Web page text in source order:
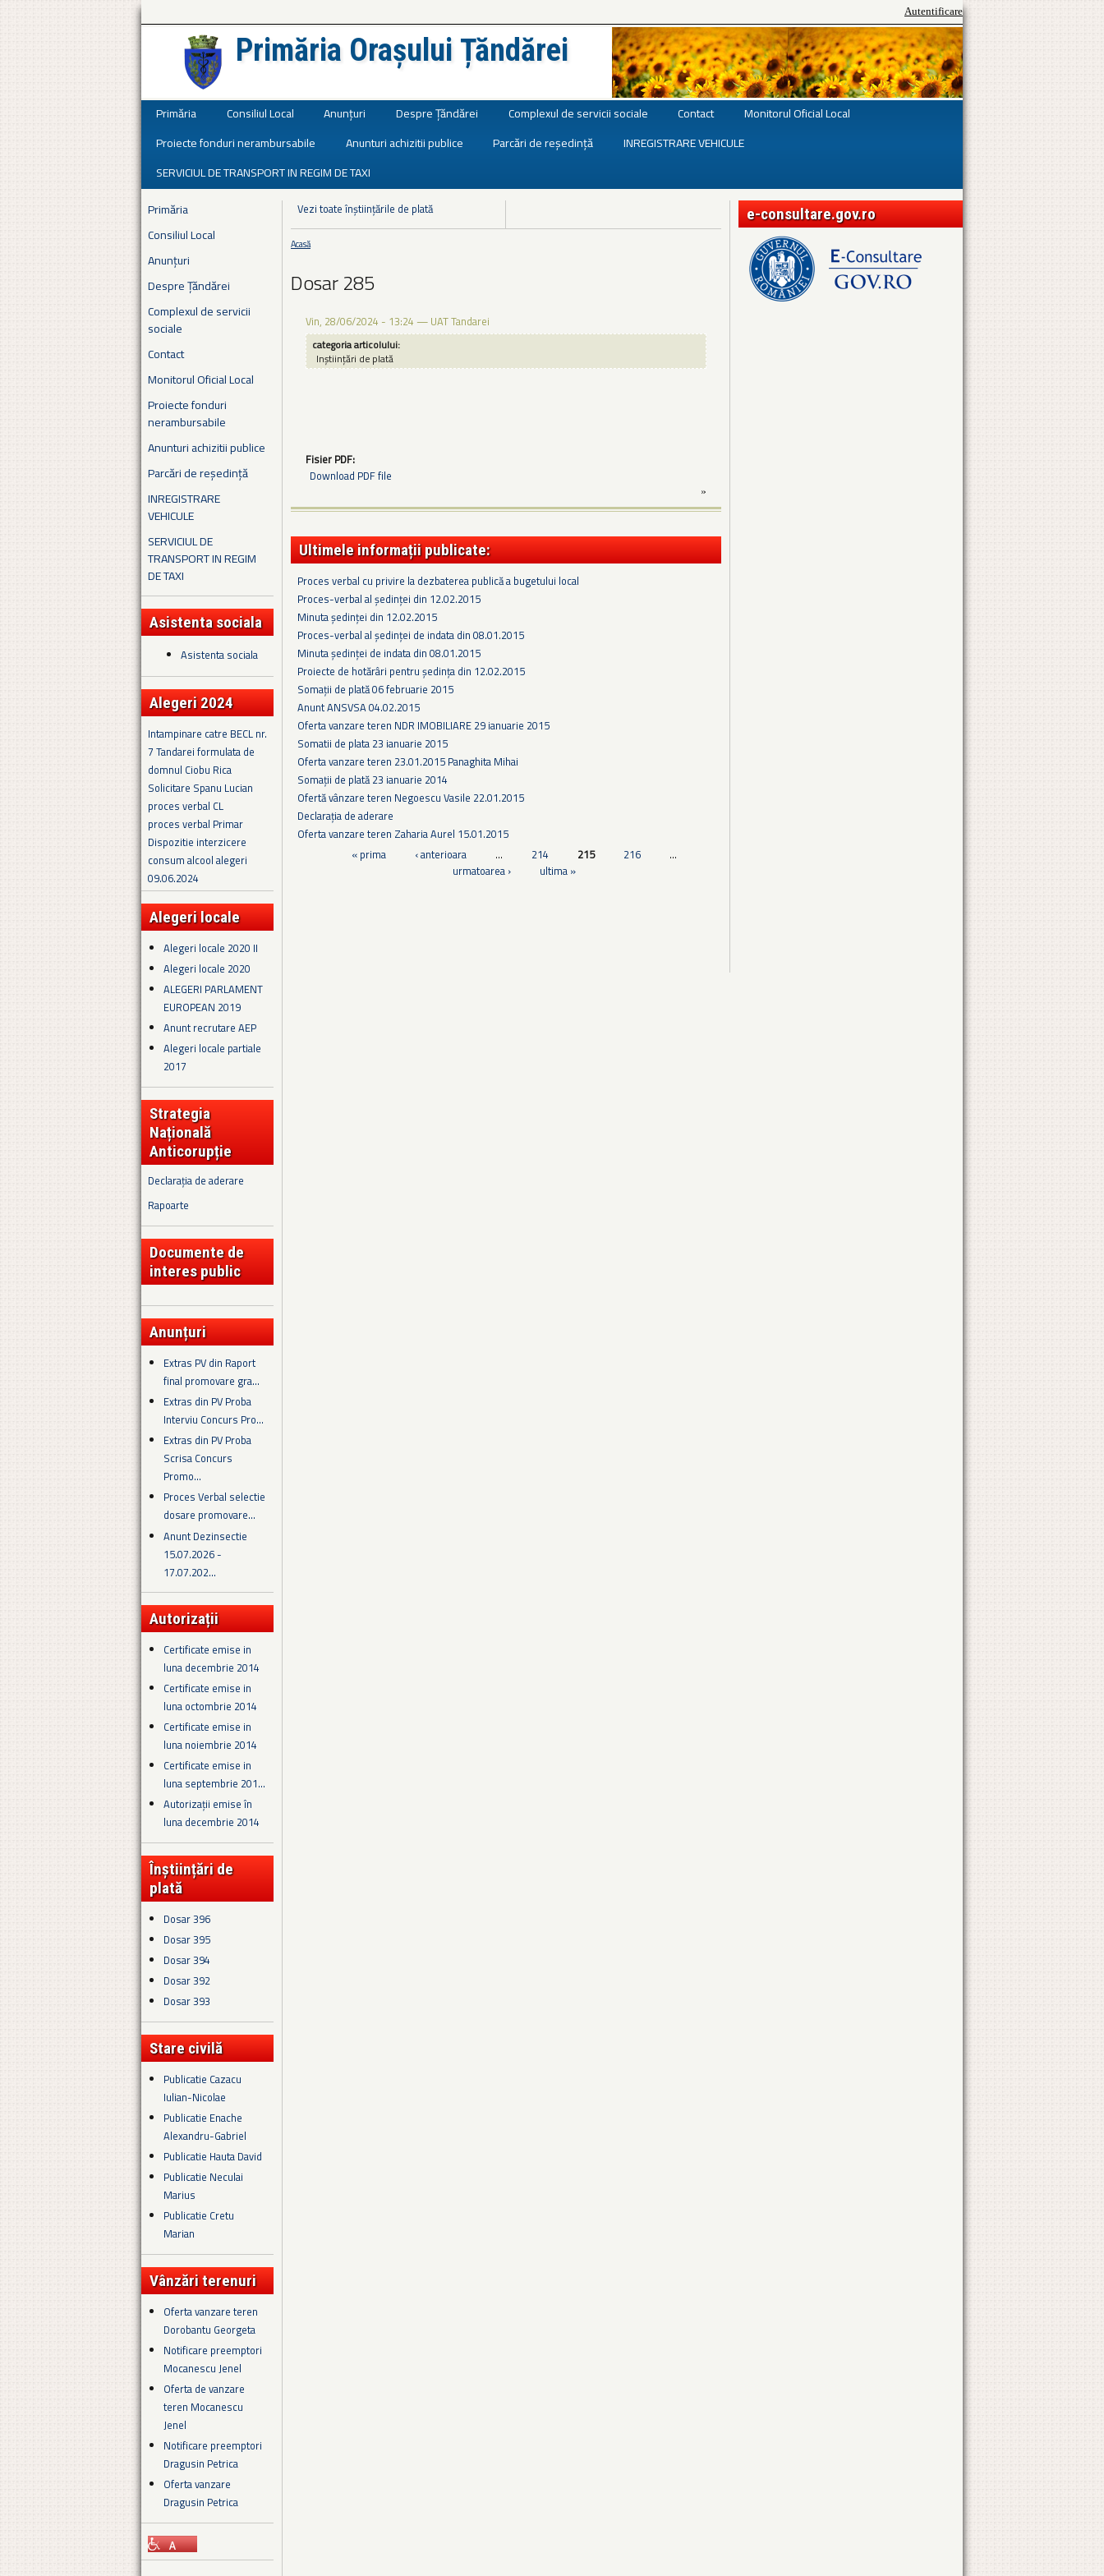
Autentificare
Primăria Orașului Țăndărei
Primăria Consiliul Local Anunțuri Despre Țăndărei Complexul de servicii sociale Contact
Monitorul Oficial Local
Proiecte fonduri nerambursabile
Anunturi achizitii publice Parcări de reședință
INREGISTRARE VEHICULE
SERVICIUL DE TRANSPORT IN REGIM DE TAXI
Primăria
Consiliul Local
Anunțuri
Despre Țăndărei
Complexul de servicii
sociale
Contact
Monitorul Oficial Local
Proiecte fonduri
nerambursabile
Anunturi achizitii publice
Parcări de reședință
INREGISTRARE
VEHICULE
SERVICIUL DE
TRANSPORT IN REGIM
DE TAXI
Asistenta sociala
Asistenta sociala
Alegeri 2024
Intampinare catre BECL nr.
7 Tandarei formulata de
domnul Ciobu Rica
Solicitare Spanu Lucian
proces verbal CL
proces verbal Primar
Dispozitie interzicere
consum alcool alegeri
09.06.2024
Alegeri locale
Alegeri locale 2020 II
Alegeri locale 2020
ALEGERI PARLAMENT
EUROPEAN 2019
Anunt recrutare AEP
Alegeri locale partiale
2017
Strategia
Națională
Anticorupție
Declarația de aderare
Rapoarte
Documente de
interes public
Anunțuri
Extras PV din Raport
final promovare gra...
Extras din PV Proba
Interviu Concurs Pro...
Extras din PV Proba
Scrisa Concurs
Promo...
Proces Verbal selectie
dosare promovare...
Anunt Dezinsectie
15.07.2026 -
17.07.202...
Autorizații
Certificate emise in
luna decembrie 2014
Certificate emise in
luna octombrie 2014
Certificate emise in
luna noiembrie 2014
Certificate emise in
luna septembrie 201...
Autorizații emise în
luna decembrie 2014
Înștiințări de
plată
Dosar 396
Dosar 395
Dosar 394
Dosar 392
Dosar 393
Stare civilă
Publicatie Cazacu
Iulian-Nicolae
Publicatie Enache
Alexandru-Gabriel
Publicatie Hauta David
Publicatie Neculai
Marius
Publicatie Cretu
Marian
Vânzări terenuri
Oferta vanzare teren
Dorobantu Georgeta
Notificare preemptori
Mocanescu Jenel
Oferta de vanzare
teren Mocanescu
Jenel
Notificare preemptori
Dragusin Petrica
Oferta vanzare
Dragusin Petrica
Vezi toate înștiințările de plată
Eşti aici
Acasă
Dosar 285
Vin, 28/06/2024 - 13:24 — UAT Tandarei
categoria articolului:
Inștiințări de plată
Fisier PDF:
Download PDF file
»
Ultimele informații publicate:
Proces verbal cu privire la dezbaterea publică a bugetului local
Proces-verbal al ședinței din 12.02.2015
Minuta ședinței din 12.02.2015
Proces-verbal al ședinței de indata din 08.01.2015
Minuta ședinței de indata din 08.01.2015
Proiecte de hotărâri pentru ședința din 12.02.2015
Somaţii de plată 06 februarie 2015
Anunt ANSVSA 04.02.2015
Oferta vanzare teren NDR IMOBILIARE 29 ianuarie 2015
Somatii de plata 23 ianuarie 2015
Oferta vanzare teren 23.01.2015 Panaghita Mihai
Somații de plată 23 ianuarie 2014
Ofertă vânzare teren Negoescu Vasile 22.01.2015
Declarația de aderare
Oferta vanzare teren Zaharia Aurel 15.01.2015
« prima ‹ anterioara … 214 215 216
…
urmatoarea ›
ultima »
e-consultare.gov.ro